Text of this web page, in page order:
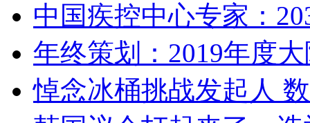
中国疾控中心专家：
年终策划：2019年度
悼念冰桶挑战发起人